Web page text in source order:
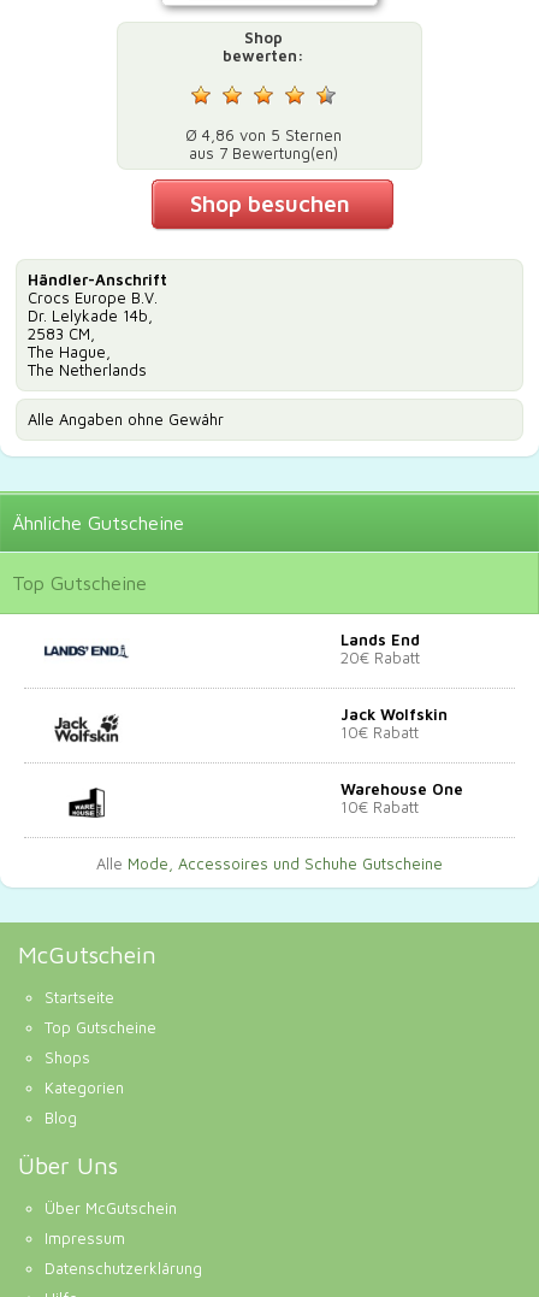
Shop
bewerten:
Ø 4,86 von 5 Sternen
aus 7 Bewertung(en)
Shop besuchen
Händler-Anschrift
Crocs Europe B.V.
Dr. Lelykade 14b,
2583 CM,
The Hague,
The Netherlands
Alle Angaben ohne Gewähr
Ähnliche Gutscheine
Top Gutscheine
Lands End
20€ Rabatt
Jack Wolfskin
10€ Rabatt
Warehouse One
10€ Rabatt
Alle Mode, Accessoires und Schuhe Gutscheine
McGutschein
Startseite
Top Gutscheine
Shops
Kategorien
Blog
Über Uns
Über McGutschein
Impressum
Datenschutzerklärung